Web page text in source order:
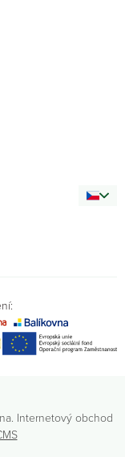
Internetový obchod